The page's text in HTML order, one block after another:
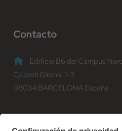
Contacto
Edificio B6 del Campus
C/Jordi Girona, 1-3
08034 BARCELONA España